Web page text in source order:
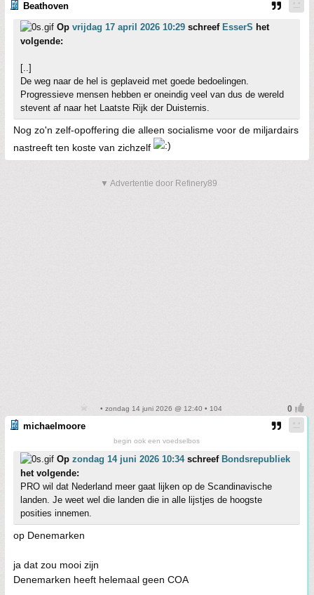
Beathoven
Op vrijdag 17 april 2026 10:29 schreef EsserS het
volgende:
[..]
De weg naar de hel is geplaveid met goede bedoelingen.
Progressieve mensen hebben er oneindig veel van dus de wereld
stevent af naar het Laatste Rijk der Duisternis.
Nog zo'n zelf-opoffering die alleen socialisme voor de miljardairs
nastreeft ten koste van zichzelf
▼ Advertentie door Refinery89
• zondag 14 juni 2026 @ 12:40 • 104
michaelmoore
begin ook een voedselbos
Op zondag 14 juni 2026 10:34schreef Bondsrepubliek
het volgende:
PRO wil dat Nederland meer gaat lijken op de Scandinavische
landen. Je weet wel die landen die in alle lijstjes de hoogste
posities innemen.
op Denemarken
ja dat zou mooi zijn
Denemarken heeft helemaal geen COA